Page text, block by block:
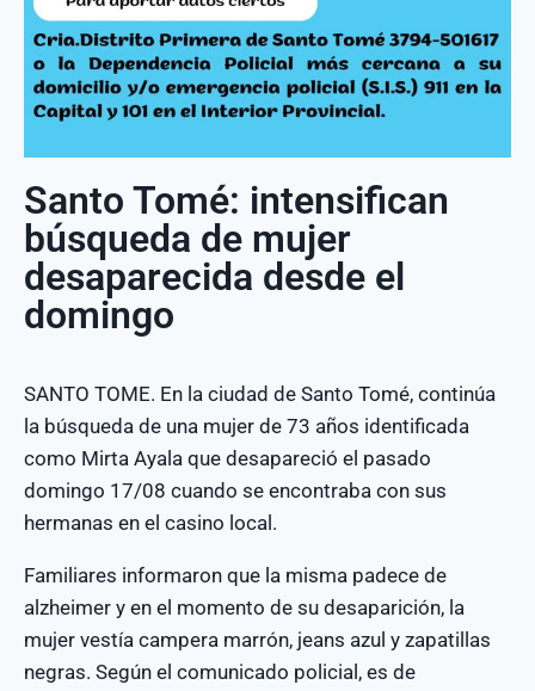
Santo Tomé: intensifican
búsqueda de mujer
desaparecida desde el
domingo
SANTO TOME. En la ciudad de Santo Tomé, continúa
la búsqueda de una mujer de 73 años identificada
como Mirta Ayala que desapareció el pasado
domingo 17/08 cuando se encontraba con sus
hermanas en el casino local.
Familiares informaron que la misma padece de
alzheimer y en el momento de su desaparición, la
mujer vestía campera marrón, jeans azul y zapatillas
negras. Según el comunicado policial, es de